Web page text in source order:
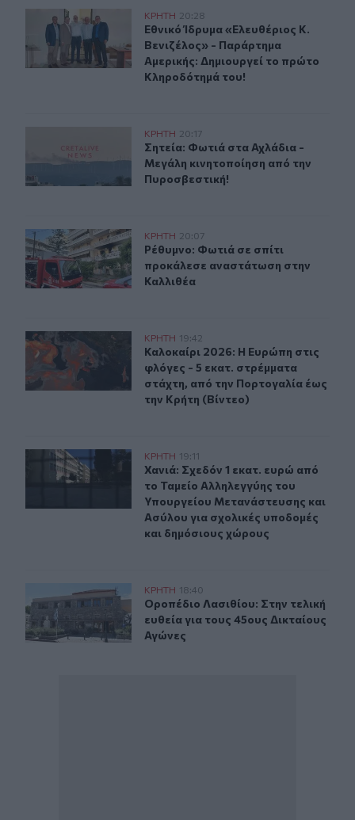
Εθνικό Ίδρυμα «Ελευθέριος Κ. Βενιζέλος» -
ΚΡΗΤΗ 20:28
Εθνικό Ίδρυμα «Ελευθέριος Κ.
Εθνικό Ίδρυμα «Ελευθέριος Κ.
Βενιζέλος» - Παράρτημα
Αμερικής: Δημιουργεί το πρώτο
Κληροδότημά του!
Σητεία: Φωτιά στα Αχλάδια - Μεγάλη κινητοποίηση
ΚΡΗΤΗ 20:17
Σητεία: Φωτιά στα Αχλάδια -
Σητεία: Φωτιά στα Αχλάδια -
Μεγάλη κινητοποίηση από την
Πυροσβεστική!
Ρέθυμνο: Φωτιά σε σπίτι προκάλεσε αναστάτωση στην
ΚΡΗΤΗ 20:07
Ρέθυμνο: Φωτιά σε σπίτι
Ρέθυμνο: Φωτιά σε σπίτι
προκάλεσε αναστάτωση στην
Καλλιθέα
Καλοκαίρι 2026: Η Ευρώπη στις φλόγες - 5 εκατ.
ΚΡΗΤΗ 19:42
Καλοκαίρι 2026: Η Ευρώπη στις
Καλοκαίρι 2026: Η Ευρώπη στις
φλόγες - 5 εκατ. στρέμματα
στάχτη, από την Πορτογαλία έως
την Κρήτη (Βίντεο)
Χανιά: Σχεδόν 1 εκατ. ευρώ από το Ταμείο
ΚΡΗΤΗ 19:11
Χανιά: Σχεδόν 1 εκατ. ευρώ από το
Χανιά: Σχεδόν 1 εκατ. ευρώ από
το Ταμείο Αλληλεγγύης του
Υπουργείου Μετανάστευσης και
Ασύλου για σχολικές υποδομές
και δημόσιους χώρους
Οροπέδιο Λασιθίου: Στην τελική ευθεία για τους 45ους
ΚΡΗΤΗ 18:40
Οροπέδιο Λασιθίου: Στην τελική
Οροπέδιο Λασιθίου: Στην τελική
ευθεία για τους 45ους Δικταίους
Αγώνες